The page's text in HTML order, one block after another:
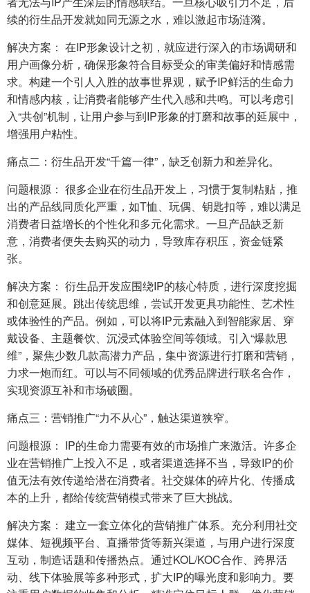
续的衍生品开发就如同无源之水，难以激起市场涟漪。
解决方案： 在IP形象设计之初，就应进行深入的市场调研和
用户画像分析，确保形象符合目标受众的审美偏好和情感需
求。构建一个引人入胜的故事世界观，赋予IP鲜活的生命力
和情感内核，让消费者能够产生代入感和共鸣。可以考虑引
入“共创”机制，让用户参与到IP形象的打磨和故事的延展中，
增强用户粘性。
痛点二：衍生品开发“千篇一律”，缺乏创新力和差异化。
问题根源： 很多企业在衍生品开发上，习惯于复制粘贴，推
出的产品线同质化严重，如T恤、玩偶、钥匙扣等，难以满足
消费者日益增长的个性化和多元化需求。一旦产品缺乏新
意，消费者便失去购买的动力，导致库存积压，资金链紧
张。
解决方案： 衍生品开发应围绕IP的核心特质，进行深度挖掘
和创意延展。跳出传统思维，尝试开发更具功能性、艺术性
或体验性的产品。例如，可以将IP元素融入到智能家居、穿
戴设备、主题餐饮、沉浸式体验空间等领域。引入“爆款思
维”，聚焦少数几款高潜力产品，集中资源进行打磨和营销，
力求一炮而红。可以与不同领域的优秀品牌进行联名合作，
实现资源互补和市场破圈。
痛点三：营销推广“力不从心”，触达渠道狭窄。
问题根源： IP的生命力需要有效的市场推广来激活。许多企
业在营销推广上投入不足，或者渠道选择不当，导致IP的价
值无法有效传递给潜在消费者。社交媒体的碎片化、传播成
本的上升，都给传统营销模式带来了巨大挑战。
解决方案： 建立一套立体化的营销推广体系。充分利用社交
媒体、短视频平台、直播带货等新兴渠道，与用户进行深度
互动，制造话题和传播热点。通过KOL/KOC合作、跨界活
动、线下体验展等多种形式，扩大IP的曝光度和影响力。要